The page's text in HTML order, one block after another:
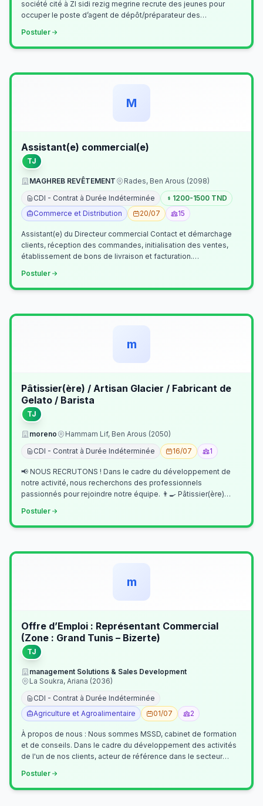
société cité à ZI sidi rezig megrine recrute des jeunes pour
occuper le poste d’agent de dépôt/préparateur des
Postuler
M
Assistant(e) commercial(e)
TJ
MAGHREB REVÊTEMENT
Rades, Ben Arous (2098)
CDI - Contrat à Durée Indéterminée
1200-1500 TND
Commerce et Distribution
20/07 15
Assistant(e) du Directeur commercial Contact et démarchage
clients, réception des commandes, initialisation des ventes,
établissement de bons de livraison et facturation.
Postuler
m
Pâtissier(ère) / Artisan Glacier / Fabricant de
Gelato / Barista
TJ
moreno
Hammam Lif, Ben Arous (2050)
CDI - Contrat à Durée Indéterminée
16/07 1
📢 NOUS RECRUTONS ! Dans le cadre du développement de
notre activité, nous recherchons des professionnels
passionnés pour rejoindre notre équipe. 👨‍🍳 Pâtissier(ère)
Postuler
m
Offre d’Emploi : Représentant Commercial
(Zone : Grand Tunis – Bizerte)
TJ
management Solutions & Sales Development
La Soukra, Ariana (2036)
CDI - Contrat à Durée Indéterminée
Agriculture et Agroalimentaire
01/07 2
À propos de nous : Nous sommes MSSD, cabinet de formation
et de conseils. Dans le cadre du développement des activités
de l'un de nos clients, acteur de référence dans le secteur
Postuler